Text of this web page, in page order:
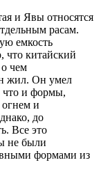
и Явы относятся
расам.
емкость
что китайский
чем
жил. Он умел
что и формы,
и
до
Все это
не были
формами из